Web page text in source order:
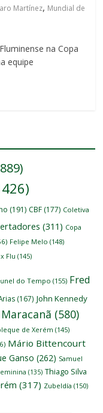
Martínez, Mundial de
na Copa
equipe
(191) CBF (177) Coletiva
(311) Copa
Felipe Melo (148)
Flu (145)
do Tempo (155) Fred
(167) John Kennedy
Maracanã (580)
de Xerém (145)
Mário Bittencourt
Ganso (262) Samuel
(135) Thiago Silva
(317) Zubeldía (150)